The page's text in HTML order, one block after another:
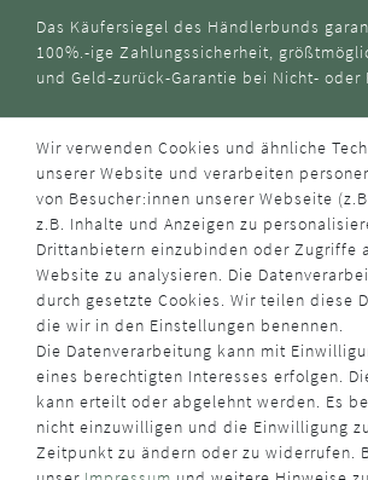
Das Käufersiegel des Händlerbunds
100%.-ige Zahlungssicherheit,
und Geld-zurück-Garantie bei Nicht- oder
Wir verwenden Cookies und ähnliche
unserer Website und verarbeiten
von Besucher:innen unserer Webseite
z.B. Inhalte und Anzeigen zu
Drittanbietern einzubinden oder Zugriffe
Website zu analysieren. Die
durch gesetzte Cookies. Wir teilen diese
die wir in den Einstellungen benennen.
Die Datenverarbeitung kann mit
eines berechtigten Interesses erfolgen.
kann erteilt oder abgelehnt werden. Es
nicht einzuwilligen und die Einwilligung
Zeitpunkt zu ändern oder zu widerrufen.